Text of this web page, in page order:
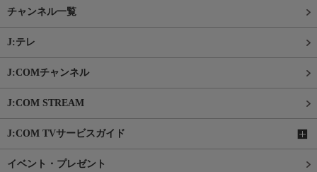
チャンネル一覧
J:テレ
J:COMチャンネル
J:COM STREAM
J:COM TVサービスガイド
イベント・プレゼント